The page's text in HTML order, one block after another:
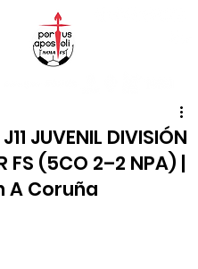
JUVENIL DIVISIÓN
FS (5CO 2–2 NPA) |
A Coruña